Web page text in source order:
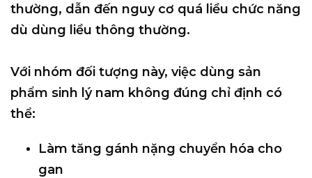
thường, dẫn đến nguy cơ quá liều chức năng
dù dùng liều thông thường.
Với nhóm đối tượng này, việc dùng sản
phẩm sinh lý nam không đúng chỉ định có
thể:
Làm tăng gánh nặng chuyển hóa cho
gan